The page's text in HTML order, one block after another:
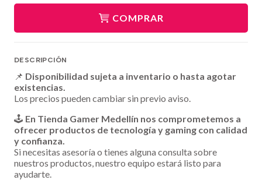
COMPRAR
DESCRIPCIÓN
📌 Disponibilidad sujeta a inventario o hasta agotar
existencias.
Los precios pueden cambiar sin previo aviso.
🕹️ En Tienda Gamer Medellín nos comprometemos a
ofrecer productos de tecnología y gaming con calidad
y confianza.
Si necesitas asesoría o tienes alguna consulta sobre
nuestros productos, nuestro equipo estará listo para
ayudarte.